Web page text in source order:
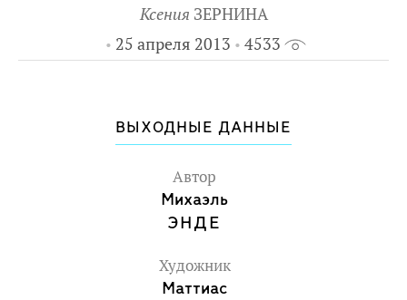
Ксения ЗЕРНИНА
25 апреля 2013
4533
ВЫХОДНЫЕ ДАННЫЕ
Автор
Михаэль
ЭНДЕ
Художник
Маттиас